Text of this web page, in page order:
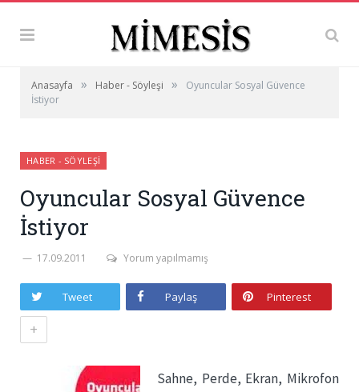
Anasayfa » Haber - Söyleşi »
Oyuncular Sosyal Güvence
İstiyor
HABER - SÖYLEŞI
Oyuncular Sosyal Güvence
İstiyor
17.09.2011 Yorum yapılmamış
Tweet Paylaş Pinterest
+
Sahne, Perde, Ekran, Mikrofon